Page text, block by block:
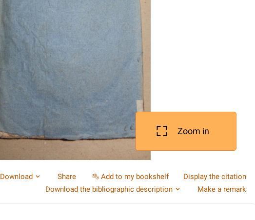
Zoom in
Download Share Add to my bookshelf
Display the citation
Download the bibliographic description
Make a remark